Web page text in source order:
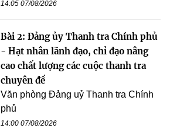
14:05 07/08/2026
Bài 2: Đảng ủy Thanh tra Chính phủ
- Hạt nhân lãnh đạo, chỉ đạo nâng
cao chất lượng các cuộc thanh tra
chuyên đề
Văn phòng Đảng uỷ Thanh tra Chính
phủ
14:00 07/08/2026